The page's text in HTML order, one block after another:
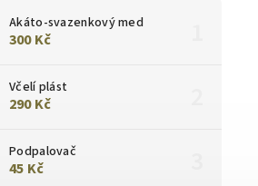
Akáto-svazenkový med
300 Kč
Včelí plást
290 Kč
Podpalovač
45 Kč